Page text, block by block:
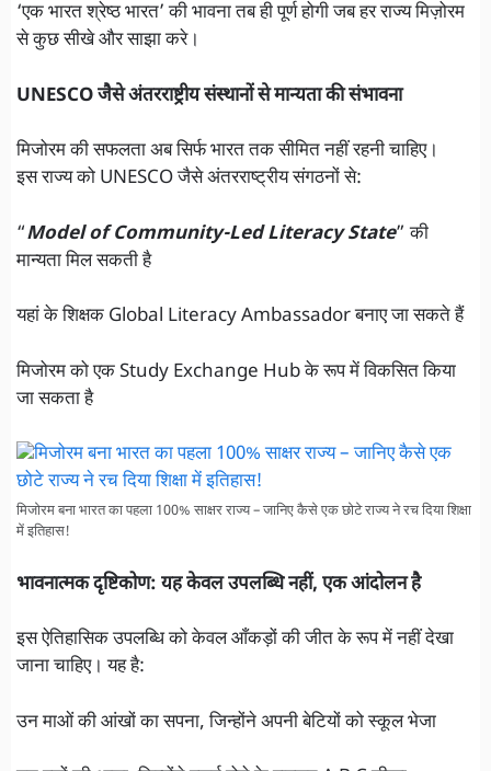
‘एक भारत श्रेष्ठ भारत’ की भावना तब ही पूर्ण होगी जब हर राज्य मिज़ोरम
से कुछ सीखे और साझा करे।
UNESCO जैसे अंतरराष्ट्रीय संस्थानों से मान्यता की संभावना
मिजोरम की सफलता अब सिर्फ भारत तक सीमित नहीं रहनी चाहिए।
इस राज्य को UNESCO जैसे अंतरराष्ट्रीय संगठनों से:
“Model of Community-Led Literacy State” की
मान्यता मिल सकती है
यहां के शिक्षक Global Literacy Ambassador बनाए जा सकते हैं
मिजोरम को एक Study Exchange Hub के रूप में विकसित किया
जा सकता है
मिजोरम बना भारत का पहला 100% साक्षर राज्य – जानिए कैसे एक छोटे राज्य ने रच दिया शिक्षा
में इतिहास!
भावनात्मक दृष्टिकोण: यह केवल उपलब्धि नहीं, एक आंदोलन है
इस ऐतिहासिक उपलब्धि को केवल आँकड़ों की जीत के रूप में नहीं देखा
जाना चाहिए। यह है:
उन माओं की आंखों का सपना, जिन्होंने अपनी बेटियों को स्कूल भेजा